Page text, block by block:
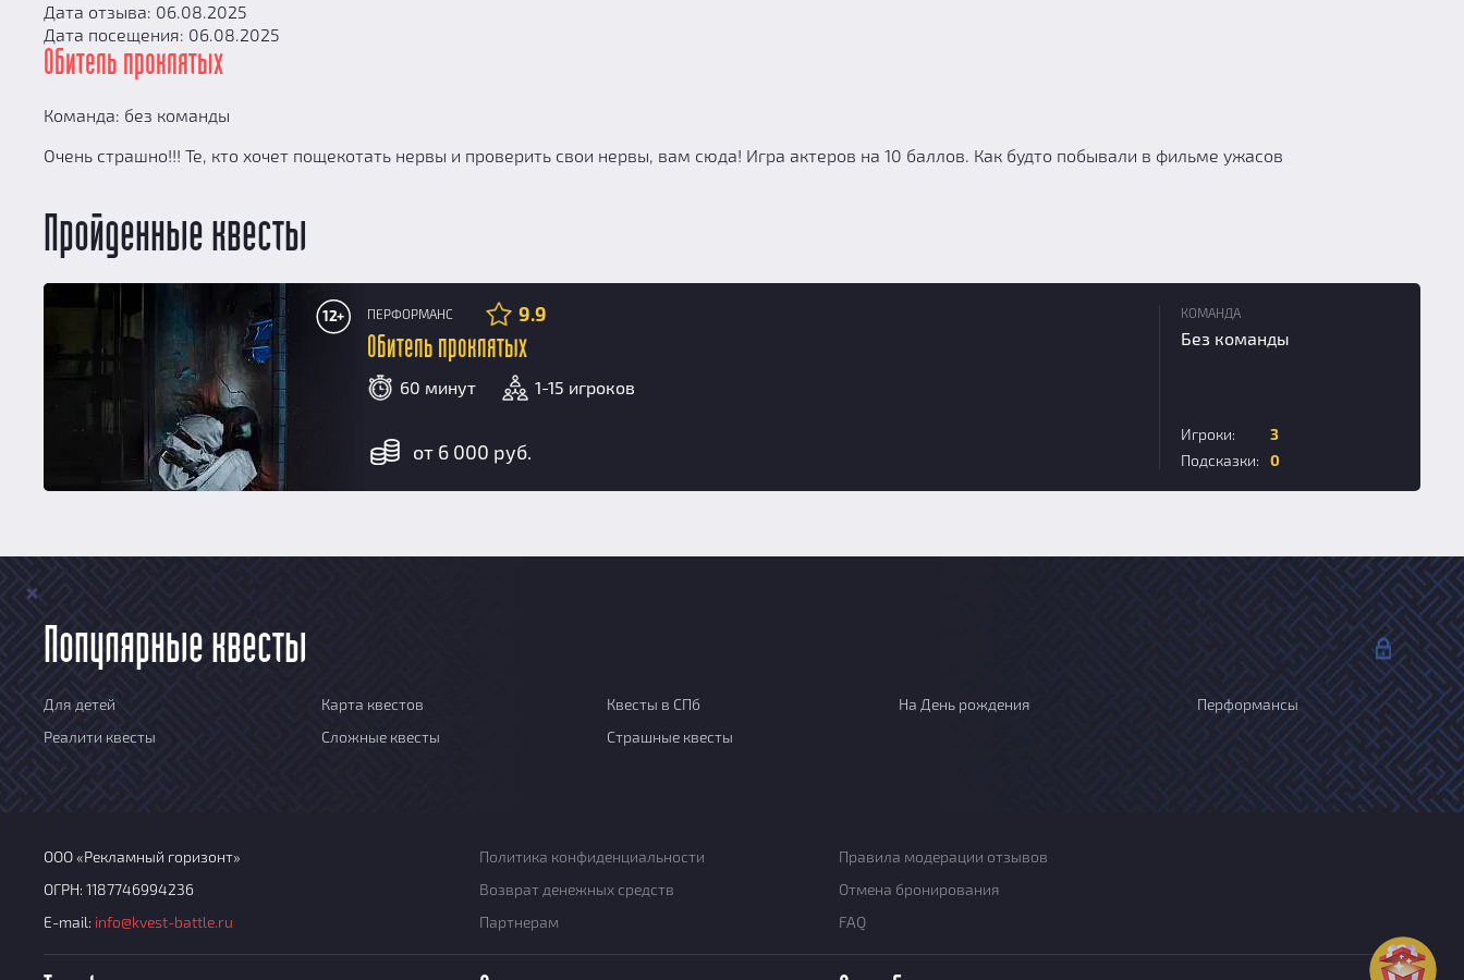
Дата отзыва: 06.08.2025
Дата посещения: 06.08.2025
Обитель проклятых
Команда: без команды
Очень страшно!!! Те, кто хочет пощекотать нервы и проверить свои нервы, вам сюда! Игра актеров на 10 баллов. Как будто побывали в фильме ужасов
Пройденные квесты
12+ ПЕРФОРМАНС 9.9
Обитель проклятых
60 минут 1-15 игроков
от 6 000 руб.
КОМАНДА
Без команды
Игроки:
3
Подсказки:
0
Популярные квесты
Для детей Карта квестов Квесты в СПб На День рождения
Перформансы
Реалити квесты
Сложные квесты Страшные квесты
ООО «Рекламный горизонт»
ОГРН: 1187746994236
E-mail: info@kvest-battle.ru
Политика конфиденциальности
Правила модерации отзывов
Возврат денежных средств
Отмена бронирования
Партнерам
FAQ